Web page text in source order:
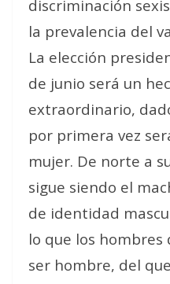
discriminación
la prevalencia del
La elección
de junio será un
extraordinario,
por primera vez
mujer. De norte a
sigue siendo el
de identidad
lo que los hombres
ser hombre, del